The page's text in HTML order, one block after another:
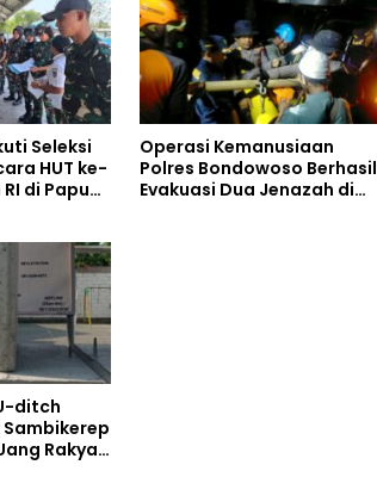
Seleksi
HUT ke-
di Papua
Operasi Kemanusiaan
Polres Bondowoso Berhasil
Evakuasi Dua Jenazah di
ditch
Rakyat